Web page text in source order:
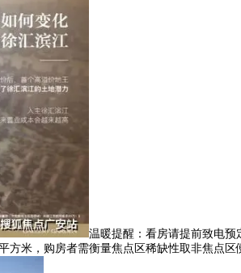
温暖提醒：看房请提前致电预
方米，购房者需衡量焦点区稀缺性取非焦点区